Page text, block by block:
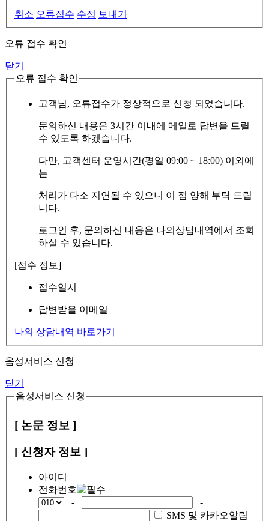
취소 오류접수 수정 보내기
오류 접수 확인
닫기
오류 접수 확인
고객님, 오류접수가 정상적으로 신청 되었습니다.
문의하신 내용은 3시간 이내에 메일로 답변을 드릴
수 있도록 하겠습니다.
다만, 고객센터 운영시간(평일 09:00 ~ 18:00) 이외에
는
처리가 다소 지연될 수 있으니 이 점 양해 부탁 드립
니다.
로그인 후, 문의하신 내용은 나의상담내역에서 조회
하실 수 있습니다.
[접수 정보]
접수일시
답변받을 이메일
나의 상담내역 바로가기
음성서비스 신청
닫기
음성서비스 신청
[ 논문 정보 ]
[ 신청자 정보 ]
아이디
전화번호
-
-
SMS 및 카카오알림